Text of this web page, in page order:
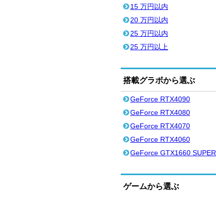
15 万円以内
20 万円以内
25 万円以内
25 万円以上
搭載グラボから選ぶ
GeForce RTX4090
GeForce RTX4080
GeForce RTX4070
GeForce RTX4060
GeForce GTX1660 SUPER
ゲームから選ぶ